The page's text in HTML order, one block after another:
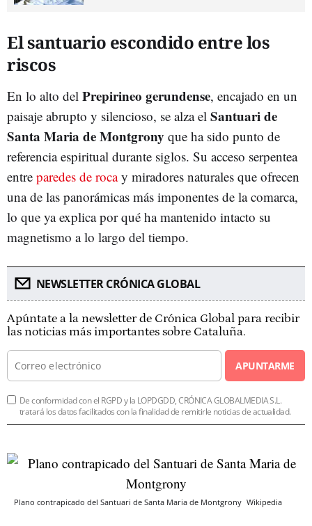
El santuario escondido entre los
riscos
En lo alto del Prepirineo gerundense, encajado en un
paisaje abrupto y silencioso, se alza el Santuari de
Santa Maria de Montgrony que ha sido punto de
referencia espiritual durante siglos. Su acceso serpentea
entre paredes de rocay miradores naturales que ofrecen
una de las panorámicas más imponentes de la comarca,
lo que ya explica por qué ha mantenido intacto su
magnetismo a lo largo del tiempo.
NEWSLETTER CRÓNICA GLOBAL
Apúntate a la newsletter de Crónica Global para recibir
las noticias más importantes sobre Cataluña.
APUNTARME
De conformidad con el RGPD y la LOPDGDD, CRÓNICA GLOBALMEDIA S.L.
tratará los datos facilitados con la finalidad de remitirle noticias de actualidad.
Plano contrapicado del Santuari de Santa Maria de Montgrony Wikipedia